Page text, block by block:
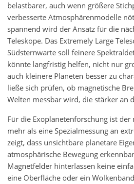
belastbarer, auch wenn größere
verbesserte Atmosphärenmodelle
spannend wird der Ansatz für die
Teleskope. Das Extremely Large
Südsternwarte soll feinere
könnte langfristig helfen, nicht nur
auch kleinere Planeten besser zu
ließe sich prüfen, ob magnetische
Welten messbar wird, die stärker an
Für die Exoplanetenforschung ist der
mehr als eine Spezialmessung an
zeigt, dass unsichtbare planetare
atmosphärische Bewegung
Magnetfelder hinterlassen keine
eine Oberfläche oder ein